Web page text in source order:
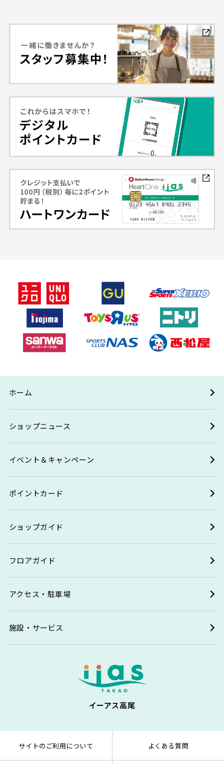
ホーム
ショップニュース
イベント＆キャンペーン
ポイントカード
ショップガイド
フロアガイド
アクセス・駐車場
施設・サービス
イーアス高尾
サイトのご利用について よくある質問